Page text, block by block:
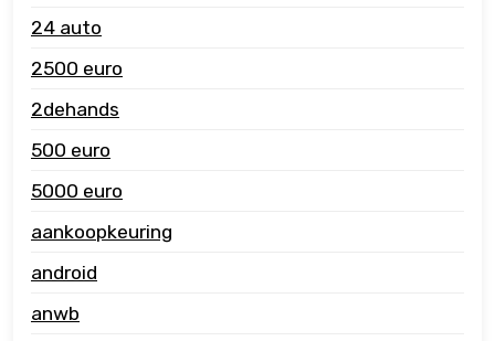
24 auto
2500 euro
2dehands
500 euro
5000 euro
aankoopkeuring
android
anwb